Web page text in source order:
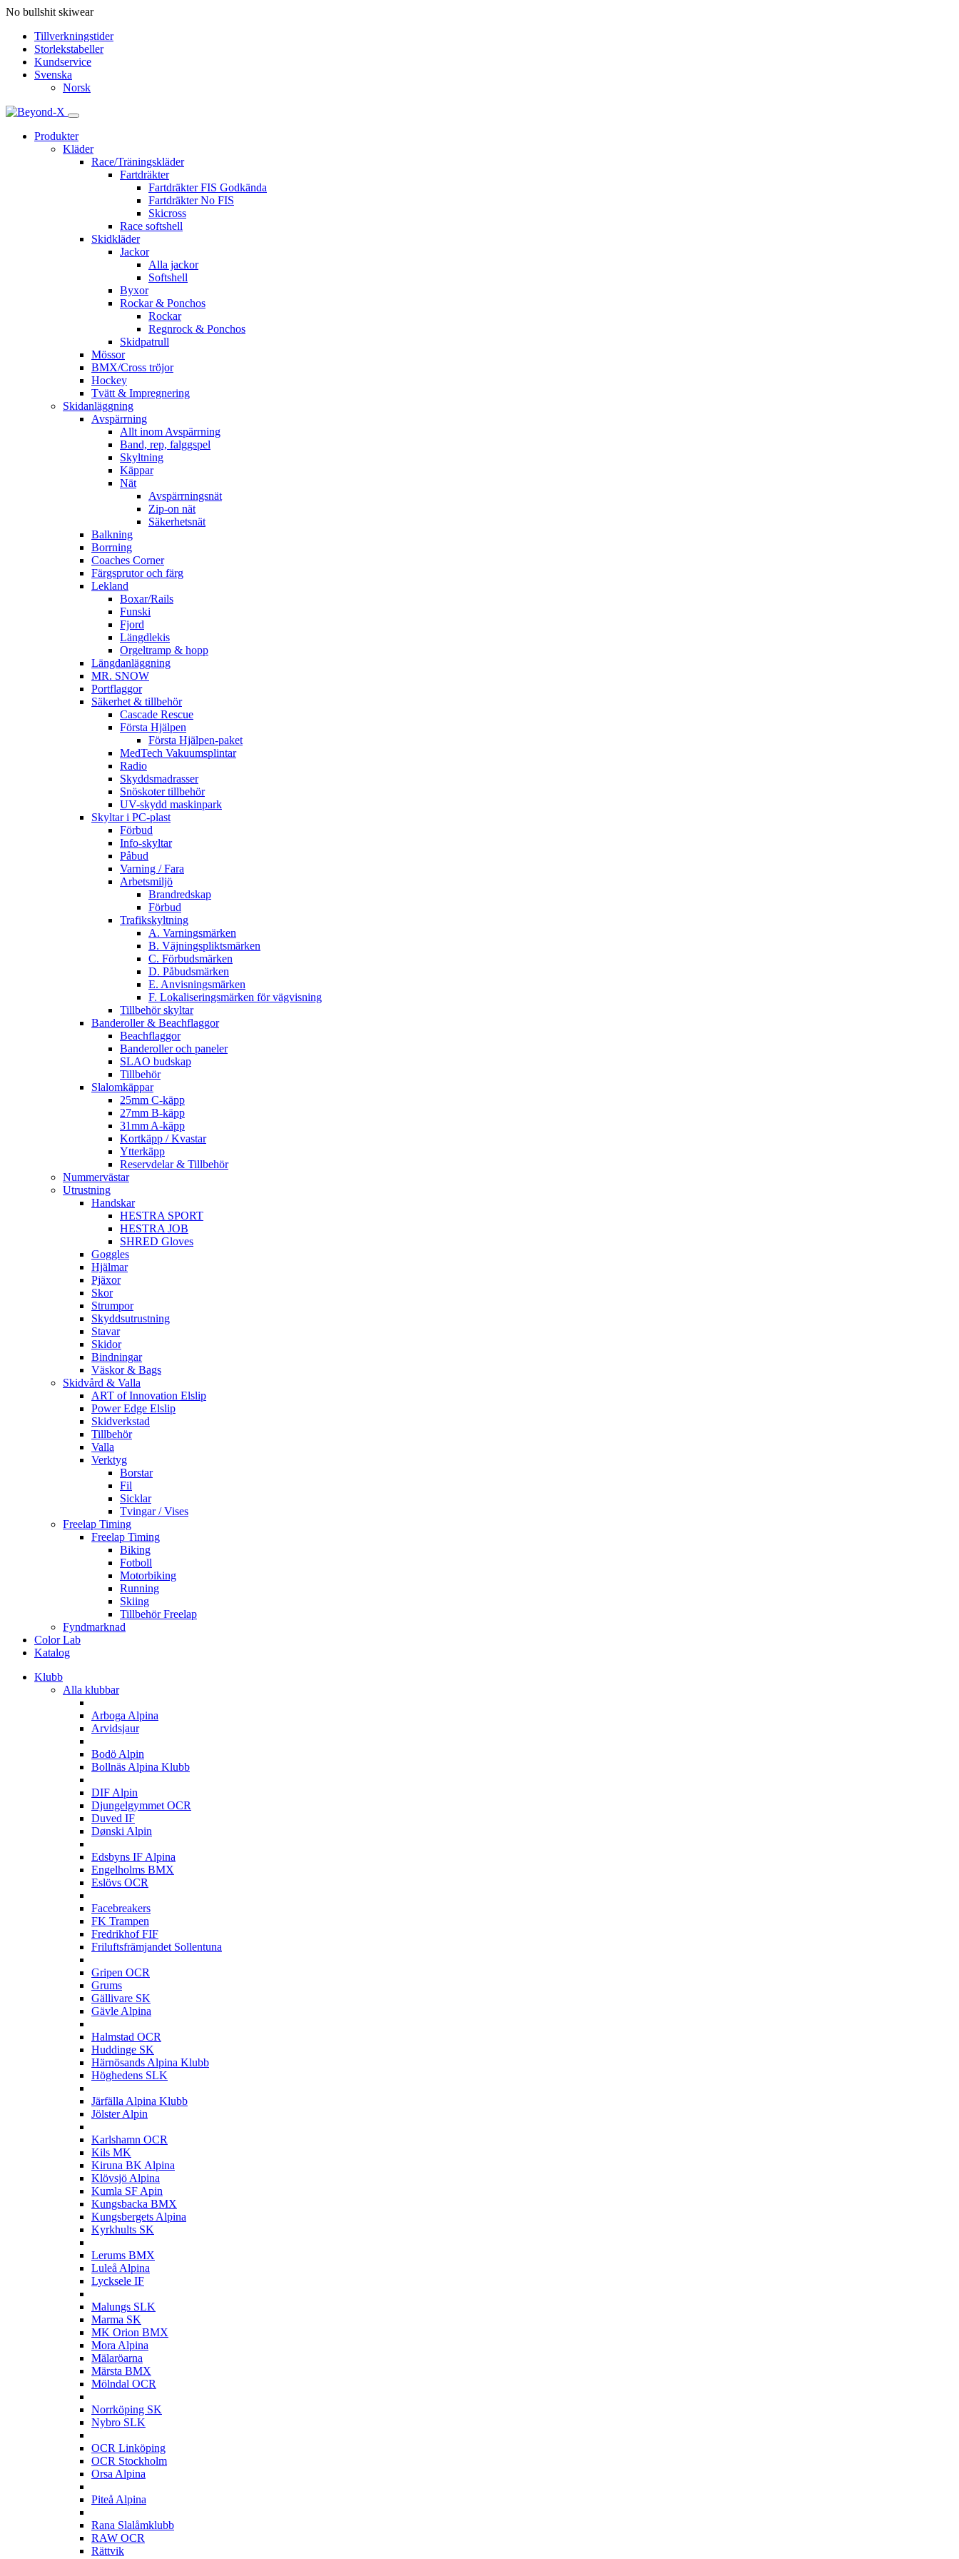
No bullshit skiwear
Tillverkningstider
Storlekstabeller
Kundservice
Svenska
Norsk
Produkter
Kläder
Race/Träningskläder
Fartdräkter
Fartdräkter FIS Godkända
Fartdräkter No FIS
Skicross
Race softshell
Skidkläder
Jackor
Alla jackor
Softshell
Byxor
Rockar & Ponchos
Rockar
Regnrock & Ponchos
Skidpatrull
Mössor
BMX/Cross tröjor
Hockey
Tvätt & Impregnering
Skidanläggning
Avspärrning
Allt inom Avspärrning
Band, rep, falggspel
Skyltning
Käppar
Nät
Avspärrningsnät
Zip-on nät
Säkerhetsnät
Balkning
Borrning
Coaches Corner
Färgsprutor och färg
Lekland
Boxar/Rails
Funski
Fjord
Längdlekis
Orgeltramp & hopp
Längdanläggning
MR. SNOW
Portflaggor
Säkerhet & tillbehör
Cascade Rescue
Första Hjälpen
Första Hjälpen-paket
MedTech Vakuumsplintar
Radio
Skyddsmadrasser
Snöskoter tillbehör
UV-skydd maskinpark
Skyltar i PC-plast
Förbud
Info-skyltar
Påbud
Varning / Fara
Arbetsmiljö
Brandredskap
Förbud
Trafikskyltning
A. Varningsmärken
B. Väjningspliktsmärken
C. Förbudsmärken
D. Påbudsmärken
E. Anvisningsmärken
F. Lokaliseringsmärken för vägvisning
Tillbehör skyltar
Banderoller & Beachflaggor
Beachflaggor
Banderoller och paneler
SLAO budskap
Tillbehör
Slalomkäppar
25mm C-käpp
27mm B-käpp
31mm A-käpp
Kortkäpp / Kvastar
Ytterkäpp
Reservdelar & Tillbehör
Nummervästar
Utrustning
Handskar
HESTRA SPORT
HESTRA JOB
SHRED Gloves
Goggles
Hjälmar
Pjäxor
Skor
Strumpor
Skyddsutrustning
Stavar
Skidor
Bindningar
Väskor & Bags
Skidvård & Valla
ART of Innovation Elslip
Power Edge Elslip
Skidverkstad
Tillbehör
Valla
Verktyg
Borstar
Fil
Sicklar
Tvingar / Vises
Freelap Timing
Freelap Timing
Biking
Fotboll
Motorbiking
Running
Skiing
Tillbehör Freelap
Fyndmarknad
Color Lab
Katalog
Klubb
Alla klubbar
Arboga Alpina
Arvidsjaur
Bodö Alpin
Bollnäs Alpina Klubb
DIF Alpin
Djungelgymmet OCR
Duved IF
Dønski Alpin
Edsbyns IF Alpina
Engelholms BMX
Eslövs OCR
Facebreakers
FK Trampen
Fredrikhof FIF
Friluftsfrämjandet Sollentuna
Gripen OCR
Grums
Gällivare SK
Gävle Alpina
Halmstad OCR
Huddinge SK
Härnösands Alpina Klubb
Höghedens SLK
Järfälla Alpina Klubb
Jölster Alpin
Karlshamn OCR
Kils MK
Kiruna BK Alpina
Klövsjö Alpina
Kumla SF Apin
Kungsbacka BMX
Kungsbergets Alpina
Kyrkhults SK
Lerums BMX
Luleå Alpina
Lycksele IF
Malungs SLK
Marma SK
MK Orion BMX
Mora Alpina
Mälaröarna
Märsta BMX
Mölndal OCR
Norrköping SK
Nybro SLK
OCR Linköping
OCR Stockholm
Orsa Alpina
Piteå Alpina
Rana Slalåmklubb
RAW OCR
Rättvik